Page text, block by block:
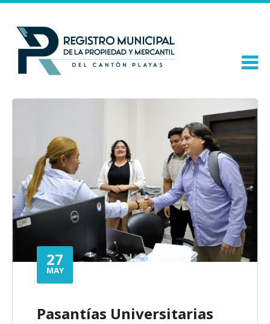
27
MAY
Pasantías Universitarias